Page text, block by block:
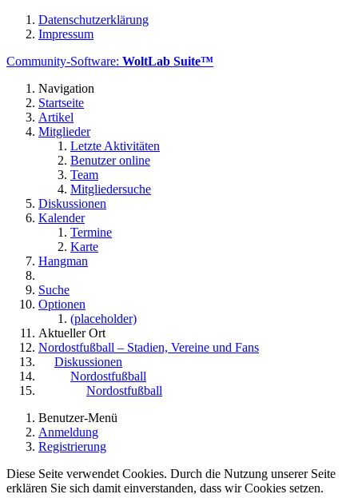
Datenschutzerklärung
Impressum
Community-Software: WoltLab Suite™
Navigation
Startseite
Artikel
Mitglieder
Letzte Aktivitäten
Benutzer online
Team
Mitgliedersuche
Diskussionen
Kalender
Termine
Karte
Hangman
Suche
Optionen
(placeholder)
Aktueller Ort
Nordostfußball – Stadien, Vereine und Fans
Diskussionen
Nordostfußball
Nordostfußball
Benutzer-Menü
Anmeldung
Registrierung
Diese Seite verwendet Cookies. Durch die Nutzung unserer Seite
erklären Sie sich damit einverstanden, dass wir Cookies setzen.